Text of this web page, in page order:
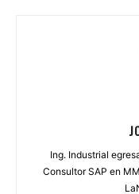
Ing. Industrial
Consultor SAP en